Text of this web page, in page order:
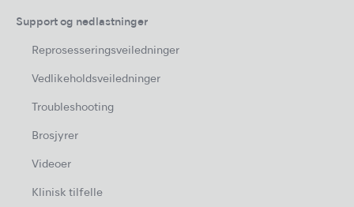
Support og nedlastninger
Reprosesseringsveiledninger
Vedlikeholdsveiledninger
Troubleshooting
Brosjyrer
Videoer
Klinisk tilfelle